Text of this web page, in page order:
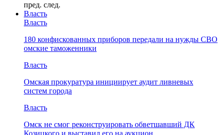
пред. след.
Власть
Власть
180 конфискованных приборов передали на нужды СВО
омские таможенники
Власть
Омская прокуратура инициирует аудит ливневых
систем города
Власть
Омск не смог реконструировать обветшавший ДК
Козицкого и выставил его на аукцион